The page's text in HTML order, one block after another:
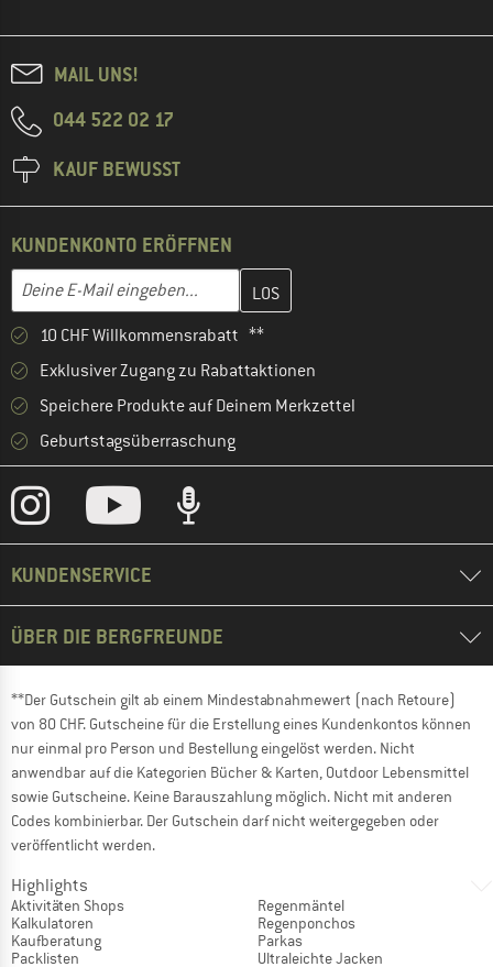
MAIL UNS!
044 522 02 17
KAUF BEWUSST
KUNDENKONTO ERÖFFNEN
E-Mail-Adresse
Gib hier deine E-Mail-Adresse ein und erstelle im nächsten
10 CHF Willkommensrabatt **
Exklusiver Zugang zu Rabattaktionen
Speichere Produkte auf Deinem Merkzettel
Geburtstagsüberraschung
KUNDENSERVICE
ÜBER DIE BERGFREUNDE
**Der Gutschein gilt ab einem Mindestabnahmewert (nach Retoure)
von 80 CHF. Gutscheine für die Erstellung eines Kundenkontos können
nur einmal pro Person und Bestellung eingelöst werden. Nicht
anwendbar auf die Kategorien Bücher & Karten, Outdoor Lebensmittel
sowie Gutscheine. Keine Barauszahlung möglich. Nicht mit anderen
Codes kombinierbar. Der Gutschein darf nicht weitergegeben oder
veröffentlicht werden.
Highlights
Aktivitäten Shops
Kalkulatoren
Kaufberatung
Packlisten
Regenmäntel
Regenponchos
Parkas
Ultraleichte Jacken